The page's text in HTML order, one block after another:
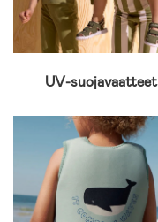
UV-suojavaatteet